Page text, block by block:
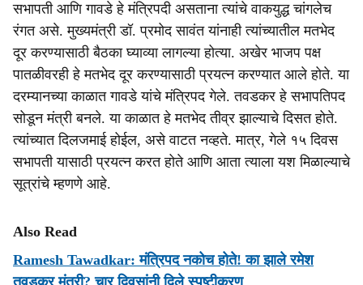
सभापती आणि गावडे हे मंत्रिपदी असताना त्यांचे वाकयुद्ध चांगलेच
रंगत असे. मुख्यमंत्री डॉ. प्रमोद सावंत यांनाही त्यांच्यातील मतभेद
दूर करण्यासाठी बैठका घ्याव्या लागल्या होत्या. अखेर भाजप पक्ष
पातळीवरही हे मतभेद दूर करण्यासाठी प्रयत्न करण्यात आले होते. या
दरम्यानच्या काळात गावडे यांचे मंत्रिपद गेले. तवडकर हे सभापतिपद
सोडून मंत्री बनले. या काळात हे मतभेद तीव्र झाल्याचे दिसत होते.
त्यांच्यात दिलजमाई होईल, असे वाटत नव्हते. मात्र, गेले १५ दिवस
सभापती यासाठी प्रयत्न करत होते आणि आता त्याला यश मिळाल्याचे
सूत्रांचे म्हणणे आहे.
Also Read
Ramesh Tawadkar: मंत्रिपद नकोच होते! का झाले रमेश
तवडकर मंत्री? चार दिवसांनी दिले स्पष्टीकरण